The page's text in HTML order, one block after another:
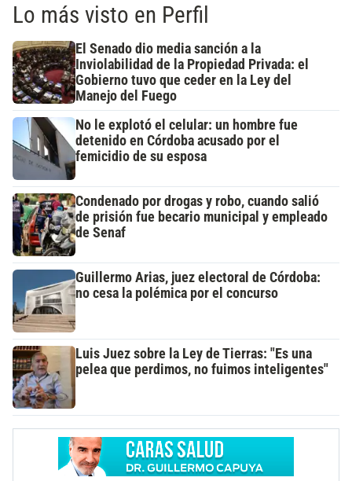
Lo más visto en Perfil
El Senado dio media sanción a la
Inviolabilidad de la Propiedad Privada: el
Gobierno tuvo que ceder en la Ley del
Manejo del Fuego
No le explotó el celular: un hombre fue
detenido en Córdoba acusado por el
femicidio de su esposa
Condenado por drogas y robo, cuando salió
de prisión fue becario municipal y empleado
de Senaf
Guillermo Arias, juez electoral de Córdoba:
no cesa la polémica por el concurso
Luis Juez sobre la Ley de Tierras: "Es una
pelea que perdimos, no fuimos inteligentes"